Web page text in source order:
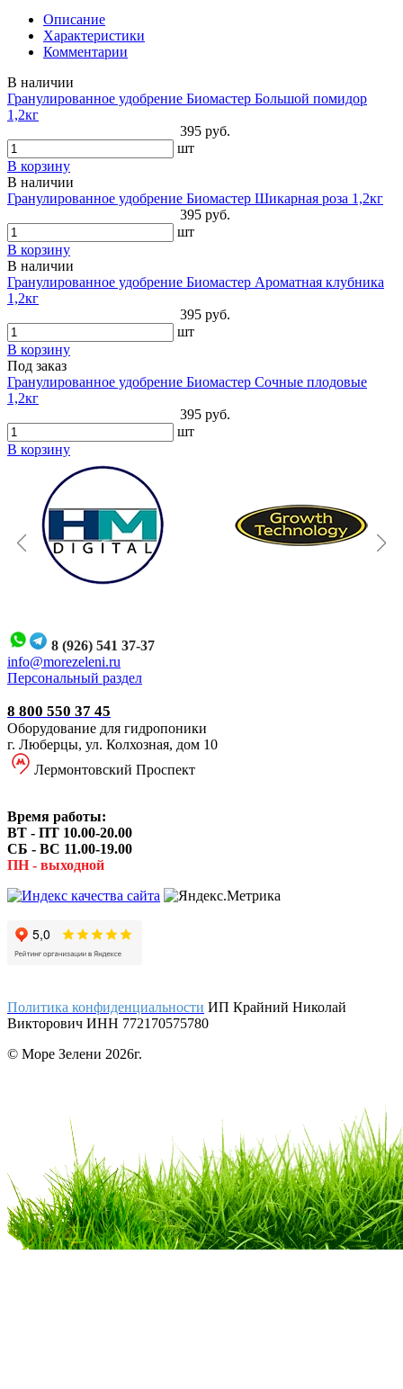
Описание
Характеристики
Комментарии
В наличии
Гранулированное удобрение Биомастер Большой помидор
1,2кг
395 руб.
шт
В корзину
В наличии
Гранулированное удобрение Биомастер Шикарная роза 1,2кг
395 руб.
шт
В корзину
В наличии
Гранулированное удобрение Биомастер Ароматная клубника
1,2кг
395 руб.
шт
В корзину
Под заказ
Гранулированное удобрение Биомастер Сочные плодовые
1,2кг
395 руб.
шт
В корзину
8 (926) 541 37-37
info@morezeleni.ru
Персональный раздел
8 800 550 37 45
Оборудование для гидропоники
г. Люберцы, ул. Колхозная, дом 10
Лермонтовский Проспект
Время работы:
ВТ - ПТ 10.00-20.00
СБ - ВС 11.00-19.00
ПН - выходной
Политика конфиденциальности ИП Крайний Николай
Викторович ИНН 772170575780
© Море Зелени 2026г.